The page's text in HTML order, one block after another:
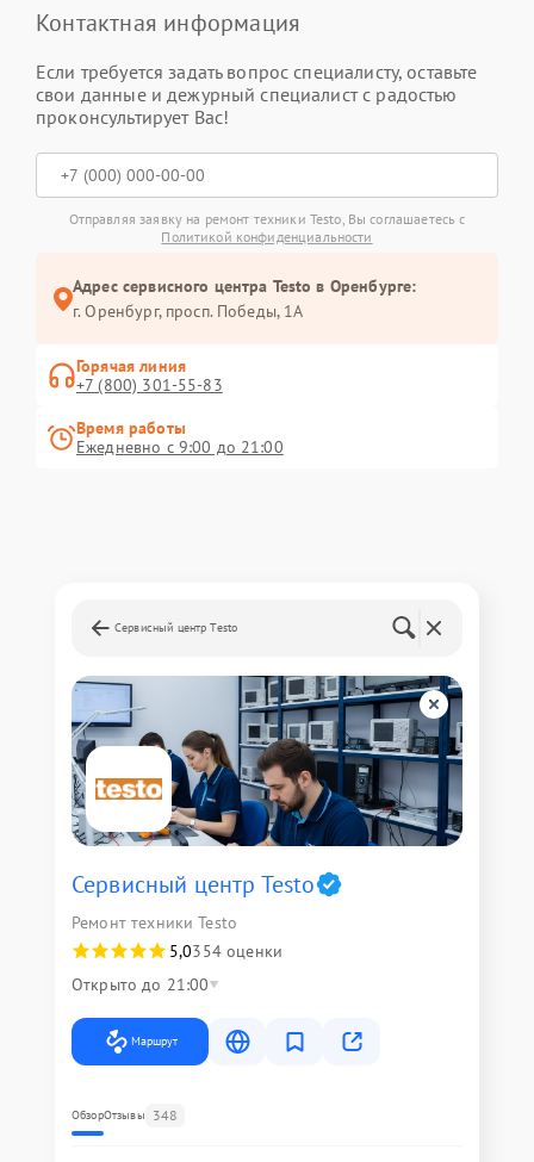
Контактная информация
Если требуется задать вопрос специалисту, оставьте
свои данные и дежурный специалист с радостью
проконсультирует Вас!
Отправляя заявку на ремонт техники Testo, Вы соглашаетесь с
Политикой конфиденциальности
Адрес сервисного центра Testo в Оренбурге:
г. Оренбург, просп. Победы, 1А
Горячая линия
+7 (800) 301-55-83
Время работы
Ежедневно с 9:00 до 21:00
Сервисный центр Testo
Сервисный центр Testo
Ремонт техники Testo
5,0354 оценки
Открыто до 21:00
Маршрут
ОбзорОтзывы 348